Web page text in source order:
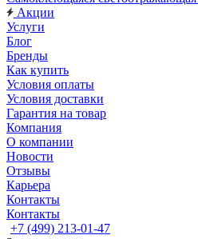
Акции
Услуги
Блог
Бренды
Как купить
Условия оплаты
Условия доставки
Гарантия на товар
Компания
О компании
Новости
Отзывы
Карьера
Контакты
Контакты
+7 (499) 213-01-47